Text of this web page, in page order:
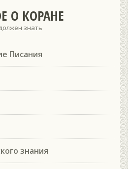
О КОРАНЕ
знать
Писания
знания